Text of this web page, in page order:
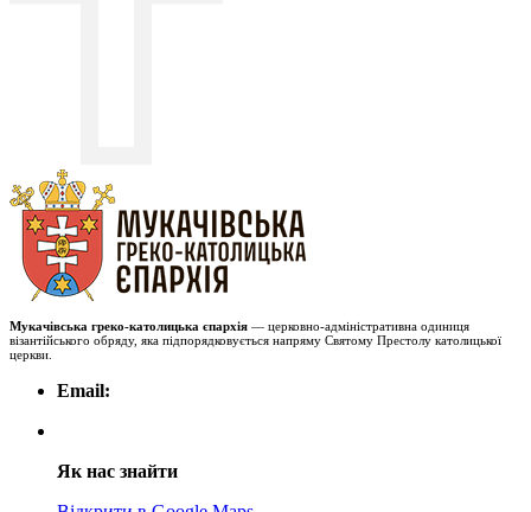
Мукачівська греко-католицька єпархія — церковно-адміністративна одиниця
візантійського обряду, яка підпорядковується напряму Святому Престолу католицької
церкви.
Email:
Як нас знайти